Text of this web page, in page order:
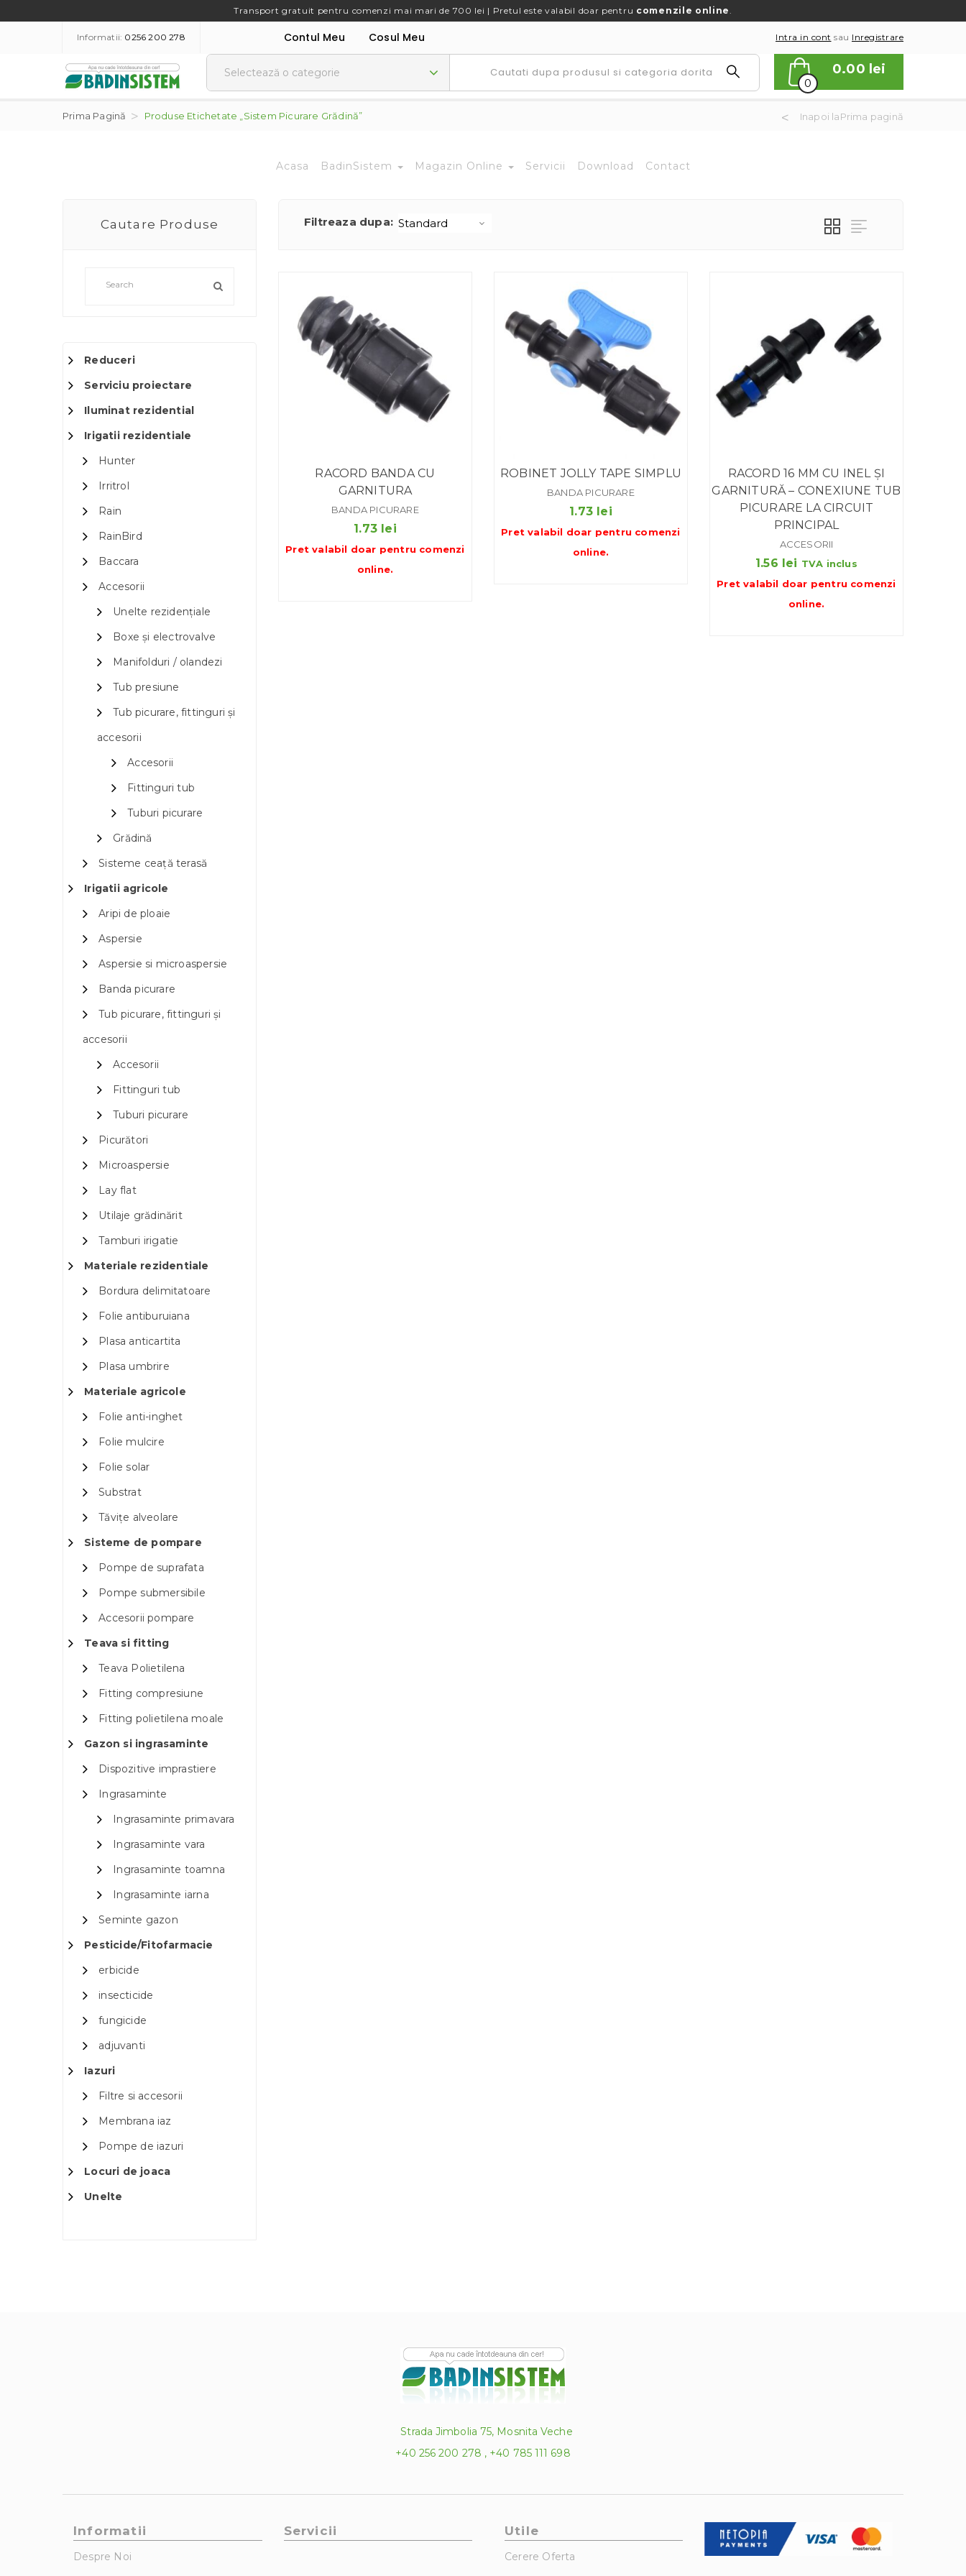
Transport gratuit pentru comenzi mai mari de 700 lei | Pretul este valabil doar pentru comenzile online.
Informatii: 0256 200 278 Contul Meu Cosul Meu Intra in cont sau Inregistrare
0
0.00 lei
Prima Pagină Produse Etichetate „sistem Picurare Grădină” Inapoi laPrima pagină
Acasa BadinSistem Magazin Online Servicii Download Contact
Cautare Produse
Reduceri
Serviciu proiectare
Iluminat rezidential
Irigatii rezidentiale
Hunter
Irritrol
Rain
RainBird
Baccara
Accesorii
Unelte rezidențiale
Boxe și electrovalve
Manifolduri / olandezi
Tub presiune
Tub picurare, fittinguri și
accesorii
Accesorii
Fittinguri tub
Tuburi picurare
Grădină
Sisteme ceață terasă
Irigatii agricole
Aripi de ploaie
Aspersie
Aspersie si microaspersie
Banda picurare
Tub picurare, fittinguri și
accesorii
Accesorii
Fittinguri tub
Tuburi picurare
Picurători
Microaspersie
Lay flat
Utilaje grădinărit
Tamburi irigatie
Materiale rezidentiale
Bordura delimitatoare
Folie antiburuiana
Plasa anticartita
Plasa umbrire
Materiale agricole
Folie anti-inghet
Folie mulcire
Folie solar
Substrat
Tăvițe alveolare
Sisteme de pompare
Pompe de suprafata
Pompe submersibile
Accesorii pompare
Teava si fitting
Teava Polietilena
Fitting compresiune
Fitting polietilena moale
Gazon si ingrasaminte
Dispozitive imprastiere
Ingrasaminte
Ingrasaminte primavara
Ingrasaminte vara
Ingrasaminte toamna
Ingrasaminte iarna
Seminte gazon
Pesticide/Fitofarmacie
erbicide
insecticide
fungicide
adjuvanti
Iazuri
Filtre si accesorii
Membrana iaz
Pompe de iazuri
Locuri de joaca
Unelte
Filtreaza dupa:
RACORD BANDA CU
GARNITURA
BANDA PICURARE
1.73 lei
Pret valabil doar pentru comenzi
online.
ROBINET JOLLY TAPE SIMPLU
BANDA PICURARE
1.73 lei
Pret valabil doar pentru comenzi
online.
RACORD 16 MM CU INEL ȘI
GARNITURĂ – CONEXIUNE TUB
PICURARE LA CIRCUIT
PRINCIPAL
ACCESORII
1.56 lei TVA inclus
Pret valabil doar pentru comenzi
online.
Strada Jimbolia 75, Mosnita Veche
+40 256 200 278 , +40 785 111 698
Informatii
Despre Noi
Servicii Utile
Cerere Oferta